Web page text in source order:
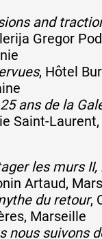
and
Gregor
, Hôtel
ans de la
Saint-
les murs II,
Artaud,
du retour,
Marseille
nous suivons